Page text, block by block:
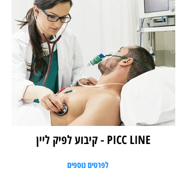
PICC LINE - קיבוע לפיק ליין
לפרטים נוספים